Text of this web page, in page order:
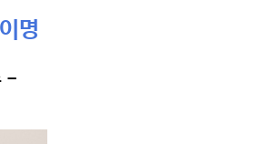
명
-